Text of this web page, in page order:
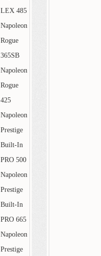
LEX 485
Napoleon
Rogue
365SB
Napoleon
Rogue
425
Napoleon
Prestige
Built-In
PRO 500
Napoleon
Prestige
Built-In
PRO 665
Napoleon
Prestige